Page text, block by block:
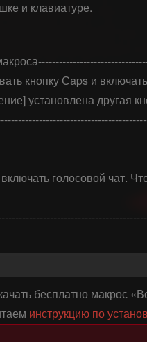
и клавиатуре.
кнопку Сaps и
установлена другая
голосовой чат.
бесплатно макрос
инструкцию по